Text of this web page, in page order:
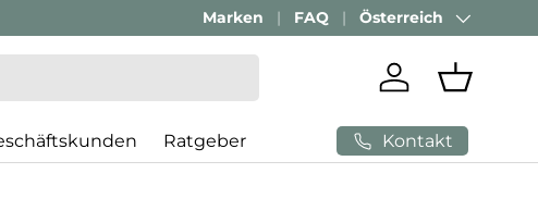
Marken FAQ Land/Region
Österreich
Einloggen
Ratgeber Kontakt